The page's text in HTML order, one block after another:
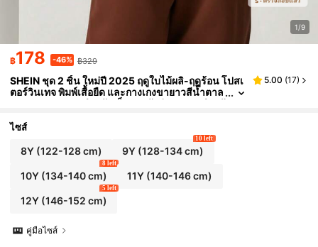
1/9
฿178 -46% ฿329
SHEIN ชุด 2 ชิ้น ใหม่ปี 2025 ฤดูใบไม้ผลิ-ฤดูร้อน โปสเ
ตอร์วินเทจ พิมพ์เสื้อยืด และกางเกงขายาวสีน้ำตาล
เบา ชุดทรงสบายสำหรับเด็กชายวัยรุ่น เหมาะสำหรั
วครอบครัว
5.00 (17)
ไซส์
8Y(122-128 cm) 9Y (128-134 cm)
10 left
10Y(134-140 cm)
8 left
11Y (140-146 cm)
12Y(146-152 cm)
5 left
คู่มือไซส์